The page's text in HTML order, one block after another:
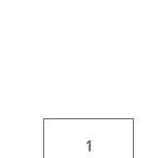
1